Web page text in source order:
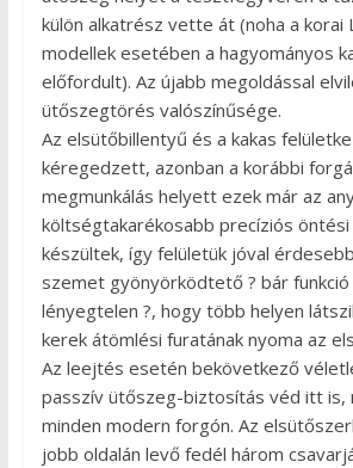
külön alkatrész vette át (noha a korai
modellek esetében a hagyományos
előfordult). Az újabb megoldással
ütőszegtörés valószínűsége.
Az elsütőbillentyű és a kakas
kéregedzett, azonban a korábbi
megmunkálás helyett ezek már az
költségtakarékosabb precíziós öntési
készültek, így felületük jóval
szemet gyönyörködtető ? bár
lényegtelen ?, hogy több helyen
kerek átömlési furatának nyoma az
Az leejtés esetén bekövetkező
passzív ütőszeg-biztosítás véd itt is,
minden modern forgón. Az
jobb oldalán levő fedél három